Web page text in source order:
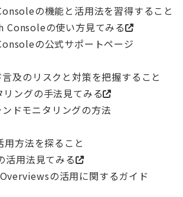
の機能と活用法を習得すること
Consoleの使い方見てみる
の公式サポートページ
及のリスクと対策を把握すること
ングの手法見てみる
ドモニタリングの方法
方法を探ること
活用法見てみる
の活用に関するガイド